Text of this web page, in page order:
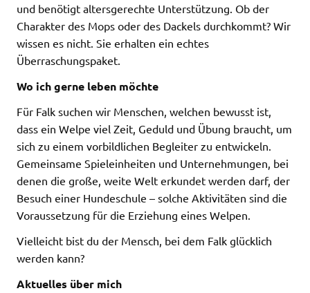
und benötigt altersgerechte Unterstützung. Ob der
Charakter des Mops oder des Dackels durchkommt? Wir
wissen es nicht. Sie erhalten ein echtes
Überraschungspaket.
Wo ich gerne leben möchte
Für Falk suchen wir Menschen, welchen bewusst ist,
dass ein Welpe viel Zeit, Geduld und Übung braucht, um
sich zu einem vorbildlichen Begleiter zu entwickeln.
Gemeinsame Spieleinheiten und Unternehmungen, bei
denen die große, weite Welt erkundet werden darf, der
Besuch einer Hundeschule – solche Aktivitäten sind die
Voraussetzung für die Erziehung eines Welpen.
Vielleicht bist du der Mensch, bei dem Falk glücklich
werden kann?
Aktuelles über mich